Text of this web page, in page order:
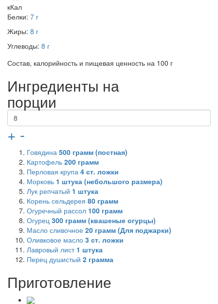
кКал
Белки: 7 г
Жиры: 8 г
Углеводы: 8 г
Состав, калорийность и пищевая ценность на 100 г
Ингредиенты на
порции
+ -
Говядина 500 грамм (постная)
Картофель 200 грамм
Перловая крупа 4 ст. ложки
Морковь 1 штука (небольшого размера)
Лук репчатый 1 штука
Корень сельдерея 80 грамм
Огуречный рассол 100 грамм
Огурец 300 грамм (квашеные огурцы)
Масло сливочное 20 грамм (Для поджарки)
Оливковое масло 3 ст. ложки
Лавровый лист 1 штука
Перец душистый 2 грамма
Приготовление